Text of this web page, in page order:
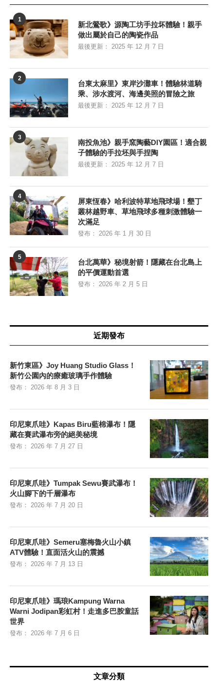
1
新北鶯歌》源陶工坊手拉坏體驗！親手
做出屬於自己的陶瓷作品
最後更新： 2025 年 12 月 7 日
2
台東太麻里》東岸沙灘車！體驗林道騎
乘、涉水渡河、海邊美照的冒險之旅
最後更新： 2025 年 12 月 7 日
3
南投魚池》親手窯陶藝DIY園區！適合親
子體驗的手拉坯與手捏陶
最後更新： 2025 年 12 月 7 日
4
屏東恆春》哈利波特草地飛球場！墾丁
叢林越野車、草地飛球多種刺激體驗一
次滿足
發布： 2026 年 1 月 30 日
5
台北萬華》秘境射箭！隱藏在台北島上
的平價運動首選
發布： 2026 年 2 月 5 日
近期發布
新竹東區》Joy Huang Studio Glass！
新竹公園內的療癒玻璃手作體驗
發布： 2026 年 8 月 3 日
印尼東爪哇》Kapas Biru藍棉瀑布！隱
藏在賽武瀑布旁的絕美秘境
發布： 2026 年 7 月 27 日
印尼東爪哇》Tumpak Sewu賽武瀑布！
火山腳下的千層瀑布
發布： 2026 年 7 月 20 日
印尼東爪哇》Semeru塞梅魯火山小鎮
ATV體驗！直面活火山的震撼
發布： 2026 年 7 月 13 日
印尼東爪哇》瑪琅Kampung Warna
Warni Jodipan彩虹村！走進多巴胺童話
世界
發布： 2026 年 7 月 6 日
文章分類